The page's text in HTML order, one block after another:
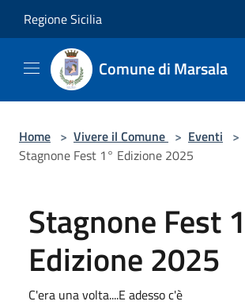
Regione Sicilia
Comune di Marsala
Home > Vivere il Comune > Eventi >
Stagnone Fest 1° Edizione 2025
Stagnone Fest
Edizione 2025
C'era una volta....E adesso c'è